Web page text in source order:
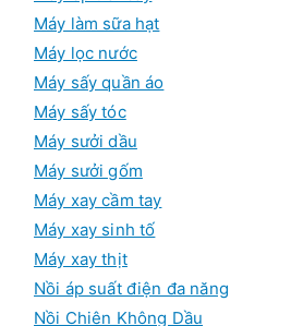
Máy làm sữa hạt
Máy lọc nước
Máy sấy quần áo
Máy sấy tóc
Máy sưởi dầu
Máy sưởi gốm
Máy xay cầm tay
Máy xay sinh tố
Máy xay thịt
Nồi áp suất điện đa năng
Nồi Chiên Không Dầu